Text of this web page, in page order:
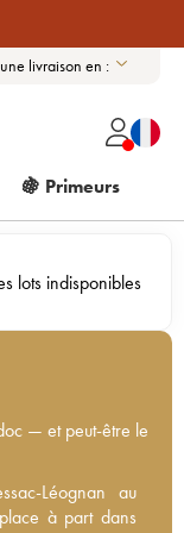
livraison en :
🍇 Primeurs
lots indisponibles
— et peut-être le
au
à part dans
Léognan au
à part dans